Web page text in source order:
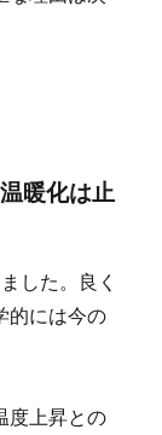
暖化は止
した。良く
的には今の
度上昇との